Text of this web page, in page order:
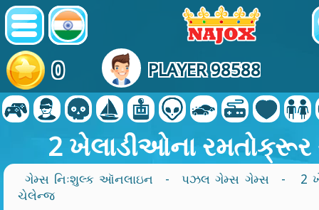
0 PLAYER 98588
2 ખેલાડીઓના
ગેમ્સ નિઃશુલ્ક ઑનલાઇન - પઝલ ગેમ્સ ગેમ્સ
- 2
ચેલેન્જ